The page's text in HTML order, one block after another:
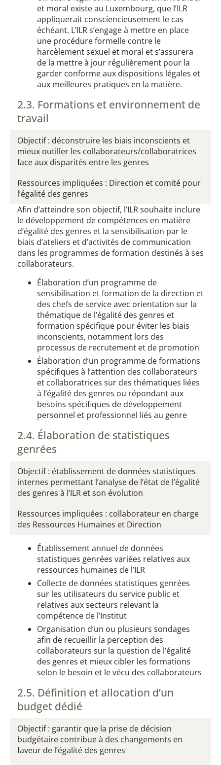
et moral existe au Luxembourg, que l’ILR
appliquerait consciencieusement le cas
échéant. L’ILR s’engage à mettre en place
une procédure formelle contre le
harcèlement sexuel et moral et s’assurera
de la mettre à jour régulièrement pour la
garder conforme aux dispositions légales et
aux meilleures pratiques en la matière.
2.3. Formations et environnement de
travail​
Objectif : déconstruire les biais inconscients et
mieux outiller les collaborateurs/collaboratrices
face aux disparités entre les genres
Ressources impliquées : Direction et comité pour
l’égalité des genres
Afin d’atteindre son objectif, l’ILR souhaite inclure
le développement de compétences en matière
d’égalité des genres et la sensibilisation par le
biais d’ateliers et d’activités de communication
dans les programmes de formation destinés à ses
collaborateurs.
Élaboration d’un programme de
sensibilisation et formation de la direction et
des chefs de service avec orientation sur la
thématique de l’égalité des genres et
formation spécifique pour éviter les biais
inconscients, notamment lors des
processus de recrutement et de promotion
Élaboration d’un programme de formations
spécifiques à l’attention des collaborateurs
et collaboratrices sur des thématiques liées
à l’égalité des genres ou répondant aux
besoins spécifiques de développement
personnel et professionnel liés au genre
2.4. Élaboration de statistiques
genrées​
Objectif : établissement de données statistiques
internes permettant l’analyse de l’état de l’égalité
des genres à l’ILR et son évolution
Ressources impliquées : collaborateur en charge
des Ressources Humaines et Direction
Établissement annuel de données
statistiques genrées variées relatives aux
ressources humaines de l’ILR
Collecte de données statistiques genrées
sur les utilisateurs du service public et
relatives aux secteurs relevant la
compétence de l’Institut
Organisation d’un ou plusieurs sondages
afin de recueillir la perception des
collaborateurs sur la question de l’égalité
des genres et mieux cibler les formations
selon le besoin et le vécu des collaborateurs
2.5. Définition et allocation d’un
budget dédié​​​
Objectif : garantir que la prise de décision
budgétaire contribue à des changements en
faveur de l’égalité des genres